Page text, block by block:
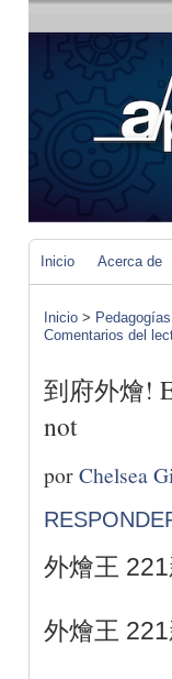
Inicio Acerca de
Inicio >
Comentarios del
到府外燴!
not
porChelsea
外燴王
外燴王